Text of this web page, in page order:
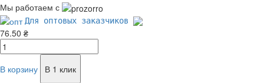
Мы работаем с
Для оптовых заказчиков
76.50 ₴
В корзину
В 1 клик